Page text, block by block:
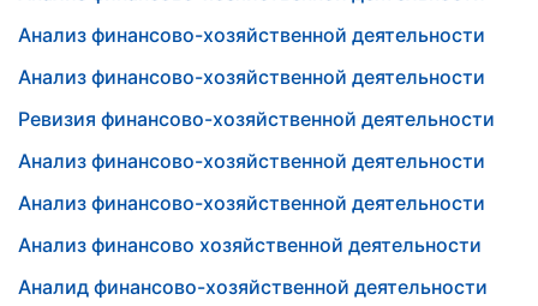
Анализ финансово-хозяйственной деятельности
Анализ финансово-хозяйственной деятельности
Ревизия финансово-хозяйственной деятельности
Анализ финансово-хозяйственной деятельности
Анализ финансово-хозяйственной деятельности
Анализ финансово хозяйственной деятельности
Аналид финансово-хозяйственной деятельности